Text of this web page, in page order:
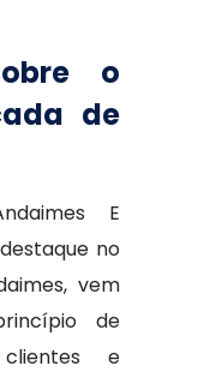
o
de
E
no
vem
de
e